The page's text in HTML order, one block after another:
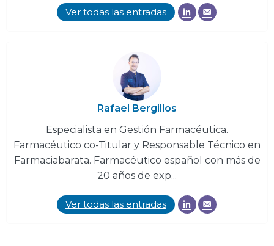
Ver todas las entradas
Rafael Bergillos
Especialista en Gestión Farmacéutica.
Farmacéutico co-Titular y Responsable Técnico en
Farmaciabarata. Farmacéutico español con más de
20 años de exp...
Ver todas las entradas